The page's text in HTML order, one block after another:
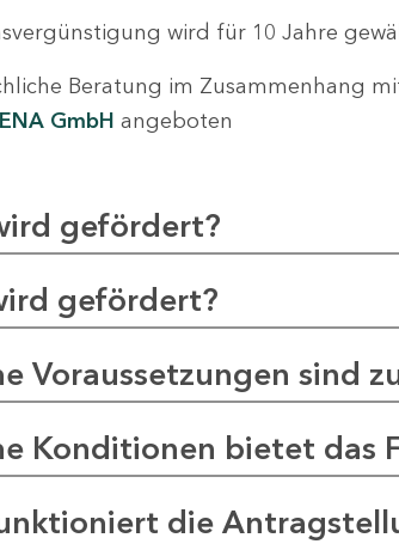
wird für 10 Jahre
Beratung im Zusammenhang
GmbH angeboten
gefördert?
gefördert?
Voraussetzungen sind
Konditionen bietet das
die